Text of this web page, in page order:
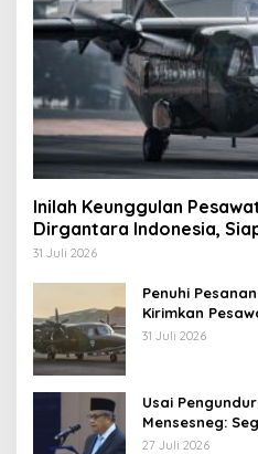
Inilah Keunggulan
Dirgantara Indonesia,
Operasi TNI
31 Juli 2026
Penuhi
Kirimkan
AU
31 Juli 2026
Usai
Mensesneg:
Pemberhentian
27 Juli 2026